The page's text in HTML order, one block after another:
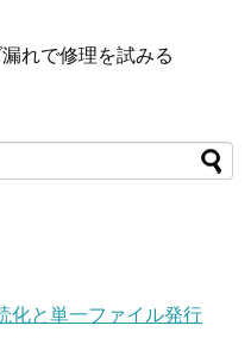
れで修理を試みる
化と単一ファイル発行